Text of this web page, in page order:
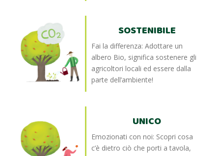
SOSTENIBILE
Fai la differenza: Adottare un
albero Bio, significa sostenere gli
agricoltori locali ed essere dalla
parte dell’ambiente!
UNICO
Emozionati con noi: Scopri cosa
c’è dietro ciò che porti a tavola,